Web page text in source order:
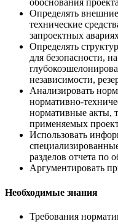
обоснования
Определять
технические
запроектных
Определять
для безопасности,
независимости,
Анализировать
нормативно-
нормативные акты,
применяемых
Использовать
разделов отчета по
Аргументировать
Необходимые знания
Требования